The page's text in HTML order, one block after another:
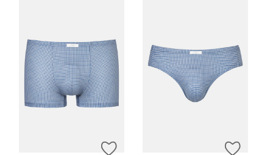
ZUR WUNSCHLISTE HINZUFÜGEN
ZUR